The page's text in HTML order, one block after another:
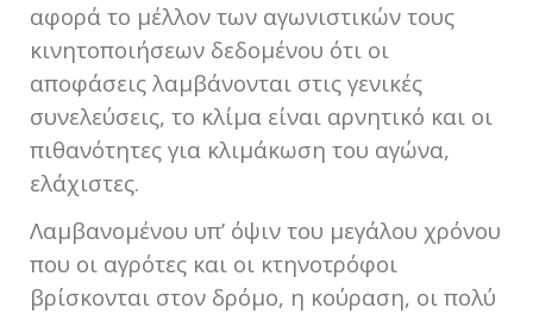
αφορά το μέλλον των αγωνιστικών τους
κινητοποιήσεων δεδομένου ότι οι
αποφάσεις λαμβάνονται στις γενικές
συνελεύσεις, το κλίμα είναι αρνητικό και οι
πιθανότητες για κλιμάκωση του αγώνα,
ελάχιστες.
Λαμβανομένου υπ’ όψιν του μεγάλου χρόνου
που οι αγρότες και οι κτηνοτρόφοι
βρίσκονται στον δρόμο, η κούραση, οι πολύ